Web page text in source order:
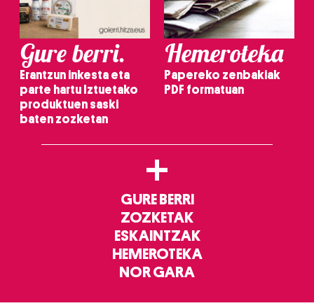
Gure berri.
Erantzun inkesta eta
parte hartu Iztuetako
produktuen saski
baten zozketan
Hemeroteka
Papereko zenbakiak
PDF formatuan
+
GURE BERRI
ZOZKETAK
ESKAINTZAK
HEMEROTEKA
NOR GARA